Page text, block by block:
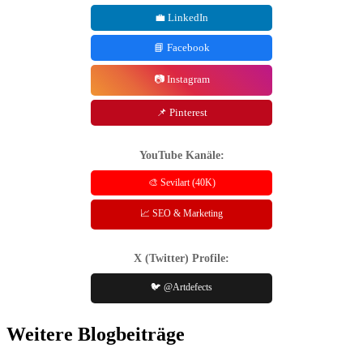
💼 LinkedIn
📘 Facebook
📷 Instagram
📌 Pinterest
YouTube Kanäle:
🎨 Sevilart (40K)
📈 SEO & Marketing
X (Twitter) Profile:
🐦 @Artdefects
Weitere Blogbeiträge